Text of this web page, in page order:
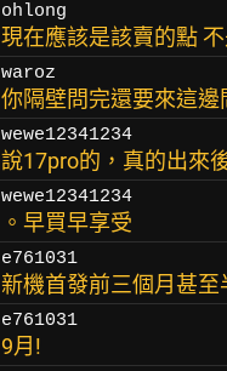
ohlong
現在應該是該賣的點
waroz
你隔壁問完還要來這
wewe12341234
說17pro的，真的出來
wewe12341234
。早買早享受
e761031
新機首發前三個月甚
e761031
9月!